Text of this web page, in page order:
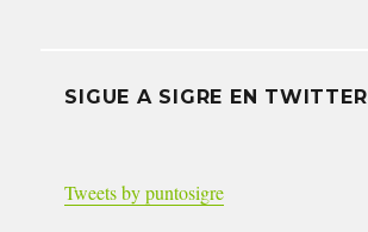
SIGUE A SIGRE EN TWITTER
Tweets by puntosigre